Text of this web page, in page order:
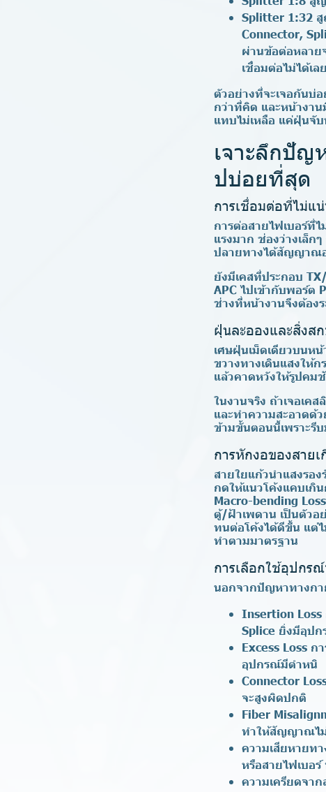
Splitter 1:32
Connector,
ผ่านข้อต่อหลาย
เชื่อมต่อไม่ได้เลย
ตัวอย่างที่จะเจอกันบ่
กว่าที่คิด และหน้างา
แทบไม่เหลือ แค่ฝุ่นจั
เจาะลึกปั
ปบ่อยที่สุด
การเชื่อมต่อที่ไม่
การต่อสายไฟเบอร์ที่
แรงมาก ช่องว่างเล็ก
ปลายทางได้สัญญาณ
ยังมีเคสที่ประกอบ
APC ไปเข้ากับพอร์ต
ช่างที่หน้างานจึงต้อง
ฝุ่นละอองและสิ่งส
เศษฝุ่นเม็ดเดียวบนห
ขวางทางเดินแสงให้
แล้วคาดหวังให้รูปคม
ในงานจริง ถ้าเจอเค
และทำความสะอาดด้
ข้ามขั้นตอนนี้เพราะรี
การหักงอของสายเ
สายใยแก้วนำแสงรอ
กดให้แนวโค้งแคบเกิน
Macro-bending
ตู้/ฝ้าเพดาน เป็นตัวอ
ทนต่อโค้งได้ดีขึ้น แต่ไ
ทำตามมาตรฐาน
การเลือกใช้อุปกร
นอกจากปัญหาทางก
Insertion Loss
Splice ยิ่งมีอุป
Excess Loss ก
อุปกรณ์มีตำหนิ
Connector
จะสูงผิดปกติ
Fiber
ทำให้สัญญาณไม่
ความเสียหายท
หรือสายไฟเบอ
ความเครียดจา